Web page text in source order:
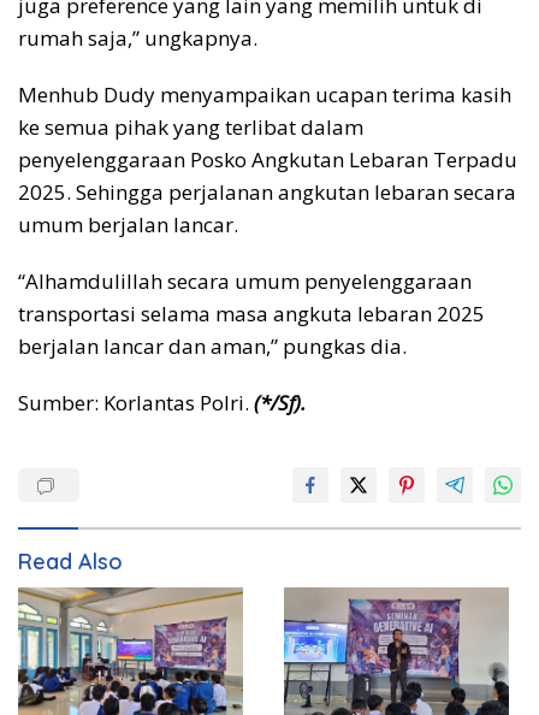
rumah saja,” ungkapnya.
Menhub Dudy menyampaikan ucapan terima kasih
ke semua pihak yang terlibat dalam
penyelenggaraan Posko Angkutan Lebaran Terpadu
2025. Sehingga perjalanan angkutan lebaran secara
umum berjalan lancar.
“Alhamdulillah secara umum penyelenggaraan
transportasi selama masa angkuta lebaran 2025
berjalan lancar dan aman,” pungkas dia.
Sumber: Korlantas Polri. (*/Sf).
Read Also